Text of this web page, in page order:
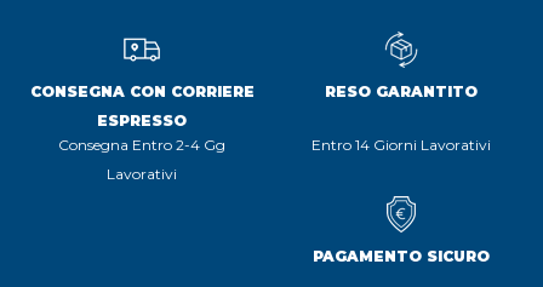
CONSEGNA CON CORRIERE
ESPRESSO
Consegna Entro 2-4 Gg
Lavorativi
RESO GARANTITO
Entro 14 Giorni Lavorativi
PAGAMENTO SICURO